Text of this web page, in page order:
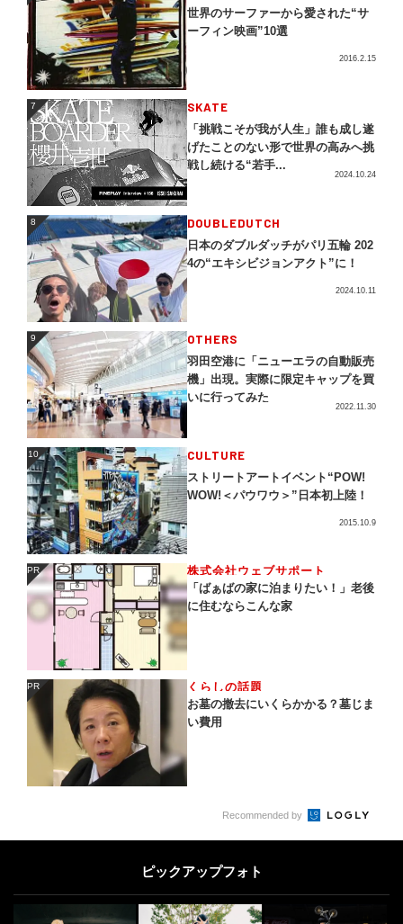
世界のサーファーから愛された“サ
ーフィン映画”10選
2016.2.15
7 SKATE
「挑戦こそが我が人生」誰も成し遂
げたことのない形で世界の高みへ挑
戦し続ける“若手...
2024.10.24
8 DOUBLEDUTCH
日本のダブルダッチがパリ五輪 202
4の“エキシビジョンアクト”に！
2024.10.11
9 OTHERS
羽田空港に「ニューエラの自動販売
機」出現。実際に限定キャップを買
いに行ってみた
2022.11.30
10 CULTURE
ストリートアートイベント“POW!
WOW!＜パウワウ＞”日本初上陸！
2015.10.9
PR 株式会社ウェブサポート
「ばぁばの家に泊まりたい！」老後
に住むならこんな家
PR くらしの話題
お墓の撤去にいくらかかる？墓じま
い費用
Recommended by
ピックアップフォト